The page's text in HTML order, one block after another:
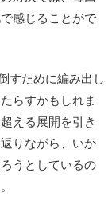
感じることがで
すために編み出し
らすかもしれま
える展開を引き
りながら、いか
うとしているの